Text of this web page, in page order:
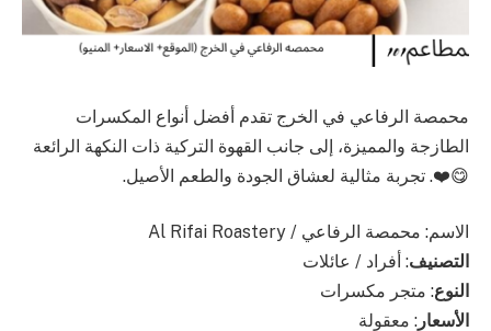
محمصة الرفاعي في الخرج تقدم أفضل أنواع المكسرات
الطازجة والمميزة، إلى جانب القهوة التركية ذات النكهة الرائعة
😋❤️. تجربة مثالية لعشاق الجودة والطعم الأصيل.
الاسم: محمصة الرفاعي / Al Rifai Roastery
التصنيف: أفراد / عائلات
النوع: متجر مكسرات
الأسعار : معقولة